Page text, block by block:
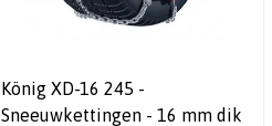
König XD-16 245 -
Sneeuwkettingen - 16 mm dik